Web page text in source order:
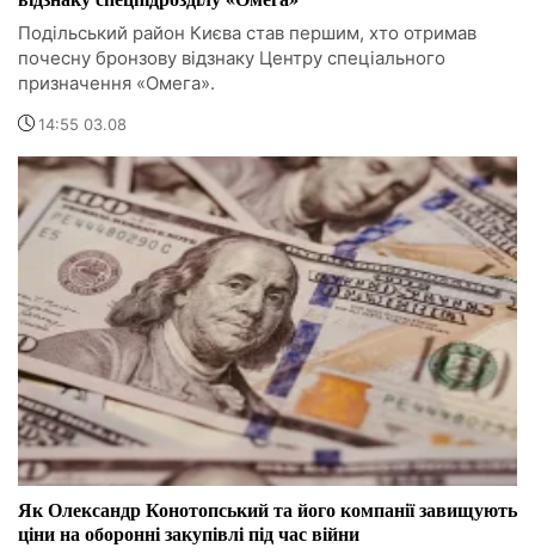
Подільський район Києва став першим, хто отримав
почесну бронзову відзнаку Центру спеціального
призначення «Омега».
14:55 03.08
Як Олександр Конотопський та його компанії завищують
ціни на оборонні закупівлі під час війни